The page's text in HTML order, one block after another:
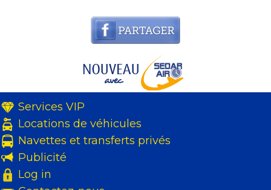
Services VIP
Locations de véhicules
Navettes et transferts privés
Publicité
Log in